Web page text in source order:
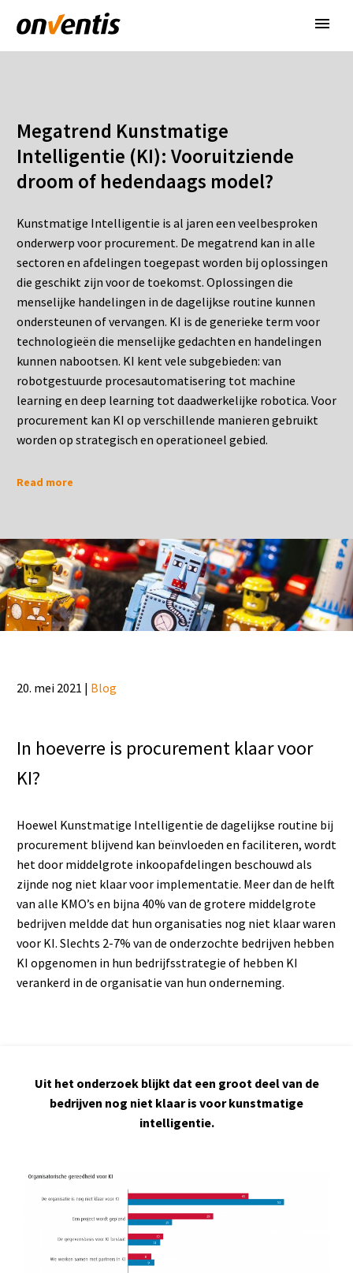
Megatrend Kunstmatige
Intelligentie (KI): Vooruitziende
droom of hedendaags model?
Kunstmatige Intelligentie is al jaren een veelbesproken
onderwerp voor procurement. De megatrend kan in alle
sectoren en afdelingen toegepast worden bij oplossingen
die geschikt zijn voor de toekomst. Oplossingen die
menselijke handelingen in de dagelijkse routine kunnen
ondersteunen of vervangen. KI is de generieke term voor
technologieën die menselijke gedachten en handelingen
kunnen nabootsen. KI kent vele subgebieden: van
robotgestuurde procesautomatisering tot machine
learning en deep learning tot daadwerkelijke robotica. Voor
procurement kan KI op verschillende manieren gebruikt
worden op strategisch en operationeel gebied.
Read more
20. mei 2021 | Blog
In hoeverre is procurement klaar voor
KI?
Hoewel Kunstmatige Intelligentie de dagelijkse routine bij
procurement blijvend kan beïnvloeden en faciliteren, wordt
het door middelgrote inkoopafdelingen beschouwd als
zijnde nog niet klaar voor implementatie. Meer dan de helft
van alle KMO’s en bijna 40% van de grotere middelgrote
bedrijven meldde dat hun organisaties nog niet klaar waren
voor KI. Slechts 2-7% van de onderzochte bedrijven hebben
KI opgenomen in hun bedrijfsstrategie of hebben KI
verankerd in de organisatie van hun onderneming.
Uit het onderzoek blijkt dat een groot deel van de
bedrijven nog niet klaar is voor kunstmatige
intelligentie.